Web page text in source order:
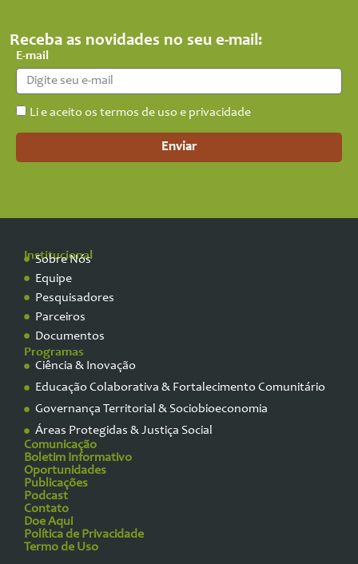
Receba as novidades no seu e-mail:
E-mail
Li e aceito os termos de uso e privacidade
Enviar
Institucional
Sobre Nós
Equipe
Pesquisadores
Parceiros
Documentos
Programas
Ciência & Inovação
Educação Colaborativa & Fortalecimento Comunitário
Governança Territorial & Sociobioeconomia
Áreas Protegidas & Justiça Social
Comunicação
Boletim Informativo
Oportunidades
Publicações
Podcast
Contato
Doe Aqui
Política de Privacidade
Termo de Uso